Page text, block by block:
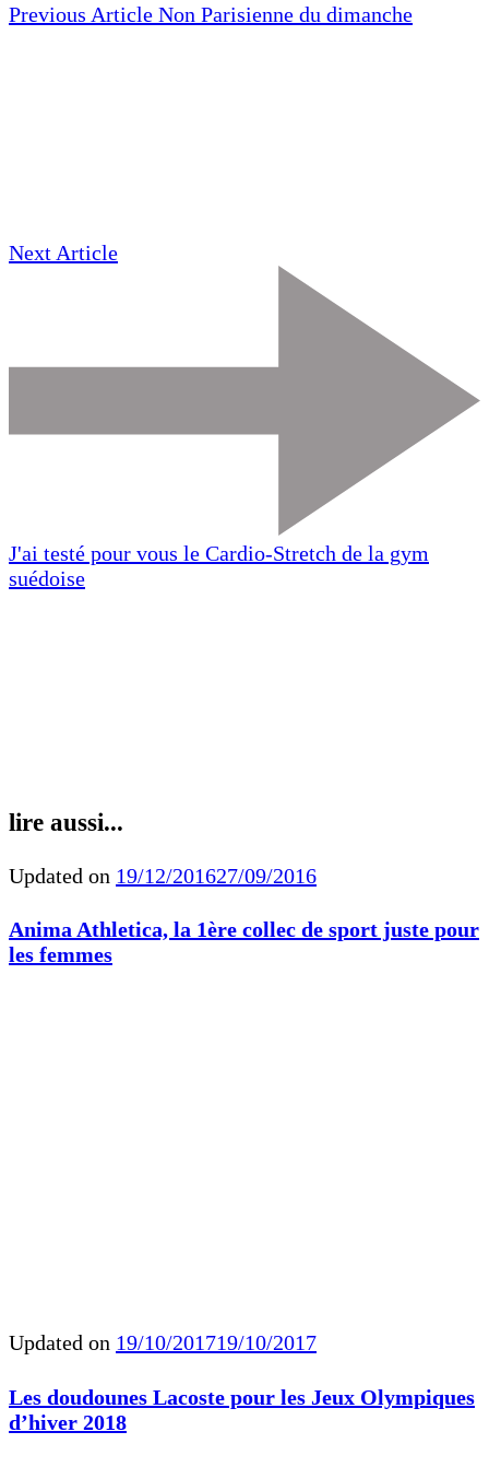
Previous Article Non Parisienne du dimanche
Next Article
J'ai testé pour vous le Cardio-Stretch de la gym
suédoise
lire aussi...
Updated on 19/12/201627/09/2016
Anima Athletica, la 1ère collec de sport juste pour
les femmes
Updated on 19/10/201719/10/2017
Les doudounes Lacoste pour les Jeux Olympiques
d’hiver 2018